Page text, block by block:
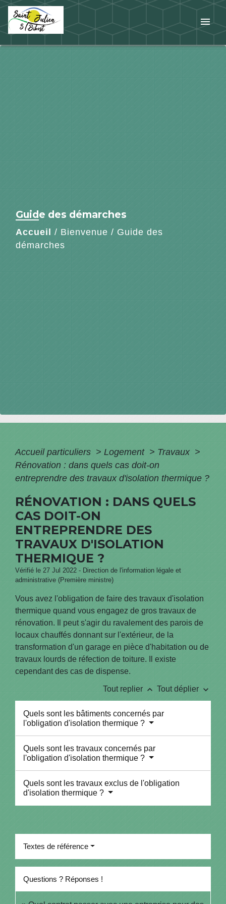
menu
Guide des démarches
Accueil / Bienvenue / Guide des
démarches
Accueil particuliers > Logement > Travaux >
Rénovation : dans quels cas doit-on
entreprendre des travaux d'isolation thermique ?
RÉNOVATION : DANS QUELS
CAS DOIT-ON
ENTREPRENDRE DES
TRAVAUX D'ISOLATION
THERMIQUE ?
Vérifié le 27 Jul 2022 - Direction de l'information légale et
administrative (Première ministre)
Vous avez l'obligation de faire des travaux d'isolation
thermique quand vous engagez de gros travaux de
rénovation. Il peut s'agir du ravalement des parois de
locaux chauffés donnant sur l'extérieur, de la
transformation d'un garage en pièce d'habitation ou de
travaux lourds de réfection de toiture. Il existe
cependant des cas de dispense.
Tout replier keyboard_arrow_up Tout déplier keyboard_arrow_down
Quels sont les bâtiments concernés par
l'obligation d'isolation thermique ?
Quels sont les travaux concernés par
l'obligation d'isolation thermique ?
Quels sont les travaux exclus de l'obligation
d'isolation thermique ?
Textes de référence
Questions ? Réponses !